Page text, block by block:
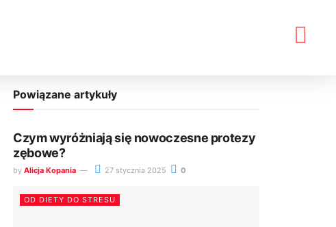
Powiązane artykuły
Czym wyróżniają się nowoczesne protezy
zębowe?
by Alicja Kopania 27 stycznia 2025 0
OD DIETY DO STRESU